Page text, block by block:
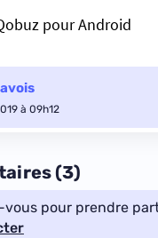
pour Android
à 09h12
(3)
vous pour prendre